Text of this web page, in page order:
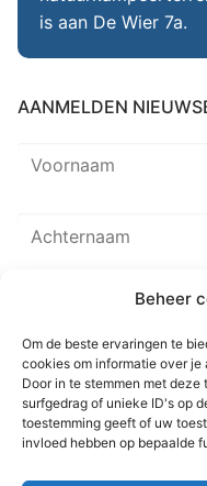
Beheer
Om de beste ervaringen te
cookies om informatie over
Door in te stemmen met
surfgedrag of unieke ID's op
toestemming geeft of uw
invloed hebben op bepaalde
is aan De Wier 7a.
AANMELDEN